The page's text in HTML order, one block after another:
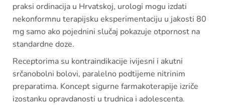
praksi ordinacija u Hrvatskoj, urologi mogu izdati
nekonformnu terapijsku eksperimentaciju u jakosti 80
mg samo ako pojednini slučaj pokazuje otpornost na
standardne doze.
Receptorima su kontraindikacije ivijesni i akutni
srčanobolni bolovi, paralelno podtijeme nitrinim
preparatima. Koncept sigurne farmakoterapije izriče
izostanku opravdanosti u trudnica i adolescenta.